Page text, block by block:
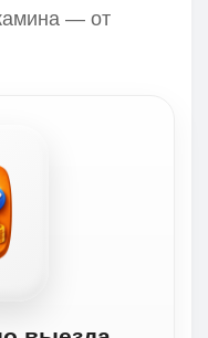
— от